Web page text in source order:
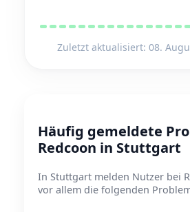
Zuletzt aktualisiert: 08.
Häufig gemeldete
Redcoon in Stuttgart
In Stuttgart melden Nutzer bei
vor allem die folgenden